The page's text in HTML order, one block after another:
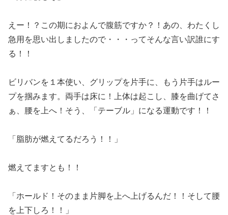
えー！？この期におよんで腹筋ですか？！あの、わたくし
急用を思い出しましたので・・・ってそんな言い訳誰にす
る！！
ビリバンを１本使い、グリップを片手に、もう片手はルー
プを掴みます。両手は床に！上体は起こし、膝を曲げてさ
ぁ、腰を上へ！そう、「テーブル」になる運動です！！
「脂肪が燃えてるだろう！！」
燃えてますとも！！
「ホールド！そのまま片脚を上へ上げるんだ！！そして腰
を上下しろ！！」